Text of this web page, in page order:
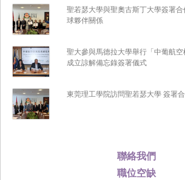
聯絡我們
職位空缺
聖若瑟大學與聖奧古斯丁大學簽署
球夥伴關係
聖大參與馬德拉大學舉行「中葡航空
成立諒解備忘錄簽署儀式
東莞理工學院訪問聖若瑟大學 簽署